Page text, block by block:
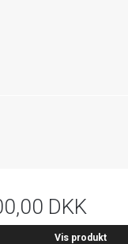
DKK
Vis produkt